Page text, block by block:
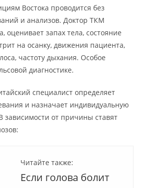
Востока проводится без
и анализов. Доктор ТКМ
оценивает запах тела, состояние
на осанку, движения пациента,
частоту дыхания. Особое
диагностике.
специалист определяет
и назначает индивидуальную
зависимости от причины ставят
Читайте также:
Если голова болит